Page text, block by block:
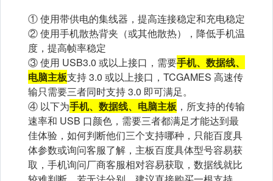
① 使用带供电的集线器，提高连接稳定和充电稳定
② 使用手机散热背夹（或其他散热），降低手机温
度，提高帧率稳定
③ 使用 USB3.0 或以上接口，需要手机、数据线、
电脑主板支持 3.0 或以上接口，TCGAMES 高速传
输只需要三者同时支持 3.0 即可满足。
④ 以下为手机、数据线、电脑主板 ，所支持的传输
速率和 USB 口颜色，需要三者都满足才能达到最
佳体验，如何判断他们三个支持哪种，只能百度具
体参数或询问客服了解，主板百度具体型号容易获
取，手机询问厂商客服相对容易获取，数据线就比